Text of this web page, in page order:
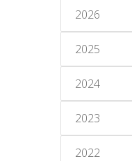
2026
2025
2024
2023
2022